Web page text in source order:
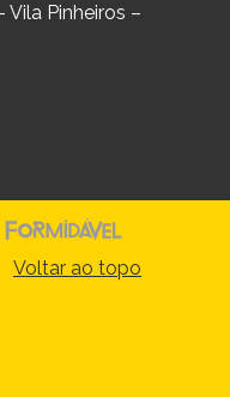
Vila Pinheiros –
Voltar ao topo